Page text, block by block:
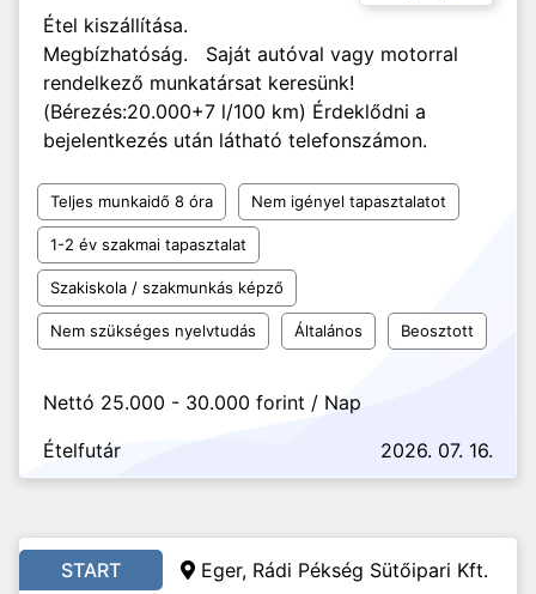
Étel kiszállítása.
Megbízhatóság. Saját autóval vagy motorral
rendelkező munkatársat keresünk!
(Bérezés:20.000+7 l/100 km) Érdeklődni a
bejelentkezés után látható telefonszámon.
Teljes munkaidő 8 óra Nem igényel tapasztalatot
1-2 év szakmai tapasztalat
Szakiskola / szakmunkás képző
Nem szükséges nyelvtudás Általános Beosztott
Nettó 25.000 - 30.000 forint / Nap
Ételfutár
2026. 07. 16.
START Eger, Rádi Pékség Sütőipari Kft.